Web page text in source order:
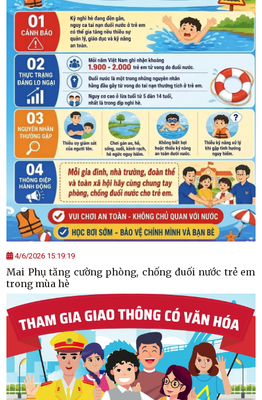
4/6/2026 15:19:19
Mai Phụ tăng cường phòng, chống đuối nước trẻ em
trong mùa hè